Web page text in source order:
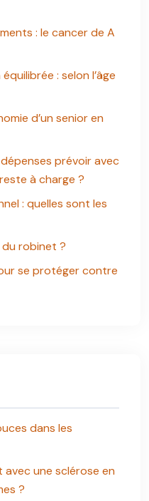
: le cancer de A
: selon l’âge
d’un senior en
prévoir avec
à charge ?
: quelles sont les
robinet ?
se protéger contre
dans les
une sclérose en
?